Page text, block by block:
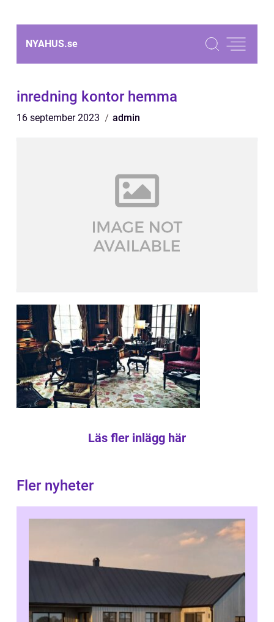
NYAHUS.se
inredning kontor hemma
16 september 2023 admin
Läs fler inlägg här
Fler nyheter